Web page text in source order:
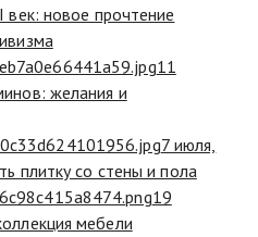
век: новое прочтение
11
желания и
7 июля,
плитку со стены и пола
19
мебели